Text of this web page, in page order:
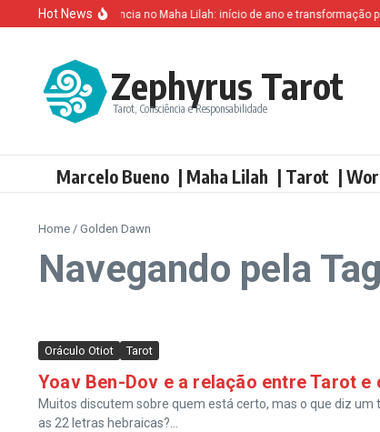
Ir para o conteúdo
Hot News
Altruísmo e ganância no Maha Lilah: início de ano e transformação
Zephyrus Tarot
Tarot, Consciência e Responsabilidade
Marcelo Bueno | Maha Lilah | Tarot |
Home / Golden Dawn
Navegando pela
Oráculo Otiot Tarot
Yoav Ben-Dov e a relação entre Tarot
Muitos discutem sobre quem está certo, mas o que diz
as 22 letras hebraicas?...